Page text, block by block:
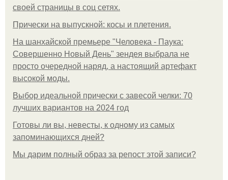
своей страницы в соц сетях.
Прически на выпускной: косы и плетения.
На шанхайской премьере "Человека - Паука:
Совершенно Новый День" зендея выбрала не
просто очередной наряд, а настоящий артефакт
высокой моды.
Выбор идеальной прически с завесой челки: 70
лучших вариантов на 2024 год
Готовы ли вы, невесты, к одному из самых
запоминающихся дней?
Мы дарим полный образ за репост этой записи?